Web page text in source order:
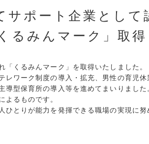
サポート企業として
くるみんマーク」取得
くるみんマーク」を取得いたしました。
レワーク制度の導入・拡充、男性の育児
型保育所の導入等を進めてまいりました
よるものです。
とりが能力を発揮できる職場の実現に努